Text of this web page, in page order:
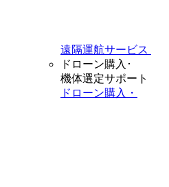
遠隔運航サービス
ドローン購入･
機体選定サポート
ドローン購入・